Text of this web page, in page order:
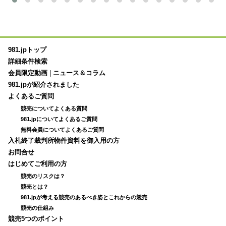
981.jpトップ
詳細条件検索
会員限定動画
ニュース＆コラム
981.jpが紹介されました
よくあるご質問
競売についてよくある質問
981.jpについてよくあるご質問
無料会員についてよくあるご質問
入札終了裁判所物件資料を御入用の方
お問合せ
はじめてご利用の方
競売のリスクは？
競売とは？
981.jpが考える競売のあるべき姿とこれからの競売
競売の仕組み
競売5つのポイント